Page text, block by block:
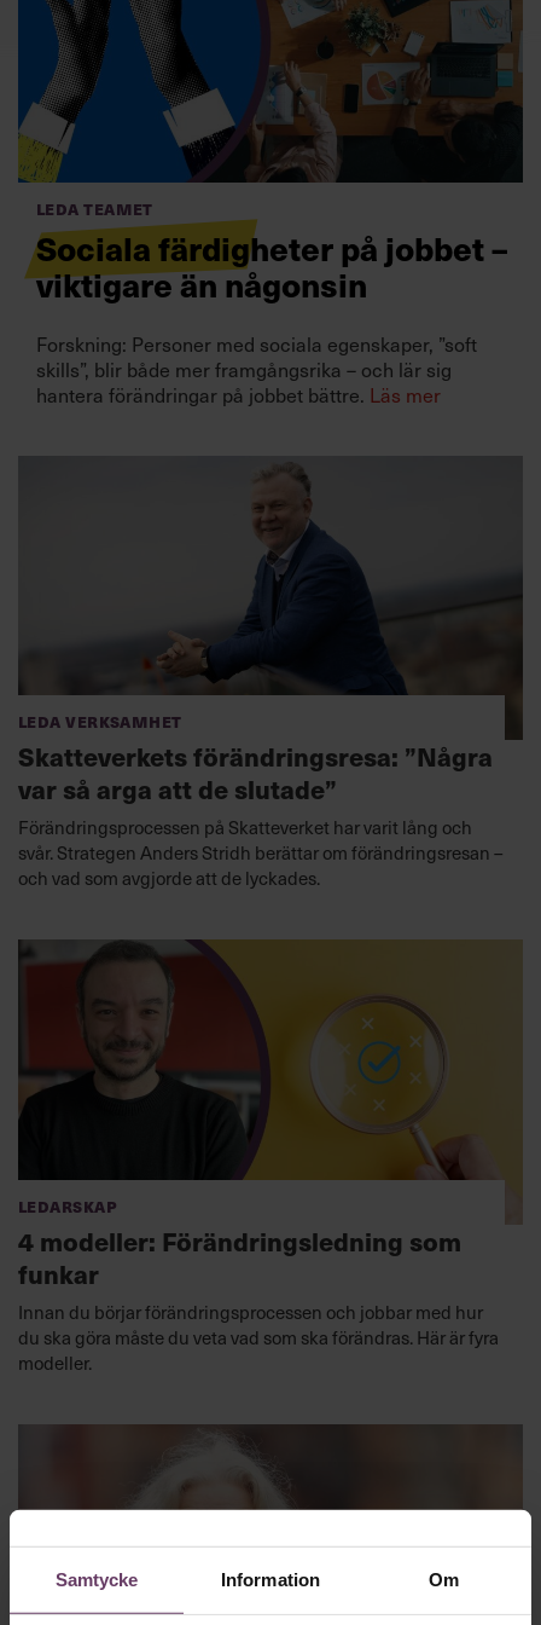
Samtycke Information Om
Logga in
Prenumerera
Villkor och policy för
personuppgiftsbehandling
Sök
efter:
Leda teamet
Sociala färdigheter på jobbet –
viktigare än någonsin
Forskning: Personer med sociala egenskaper, ”soft
skills”, blir både mer framgångsrika – och lär sig
hantera förändringar på jobbet bättre. Läs mer
Leda verksamhet
Skatteverkets förändringsresa: ”Några
var så arga att de slutade”
Förändringsprocessen på Skatteverket har varit lång och
svår. Strategen Anders Stridh berättar om förändringsresan –
och vad som avgjorde att de lyckades.
Ledarskap
4 modeller: Förändringsledning som
funkar
Innan du börjar förändringsprocessen och jobbar med hur
du ska göra måste du veta vad som ska förändras. Här är fyra
modeller.